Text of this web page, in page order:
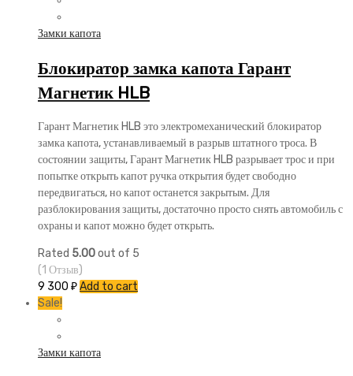
Замки капота
Блокиратор замка капота Гарант
Магнетик HLB
Гарант Магнетик HLB это электромеханический блокиратор
замка капота, устанавливаемый в разрыв штатного троса. В
состоянии защиты, Гарант Магнетик HLB разрывает трос и при
попытке открыть капот ручка открытия будет свободно
передвигаться, но капот останется закрытым. Для
разблокирования защиты, достаточно просто снять автомобиль с
охраны и капот можно будет открыть.
Rated 5.00out of 5
(1 Отзыв)
9 300 ₽Add to cart
Sale!
Замки капота